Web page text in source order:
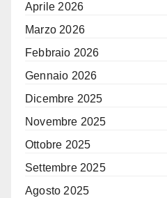
Aprile 2026
Marzo 2026
Febbraio 2026
Gennaio 2026
Dicembre 2025
Novembre 2025
Ottobre 2025
Settembre 2025
Agosto 2025